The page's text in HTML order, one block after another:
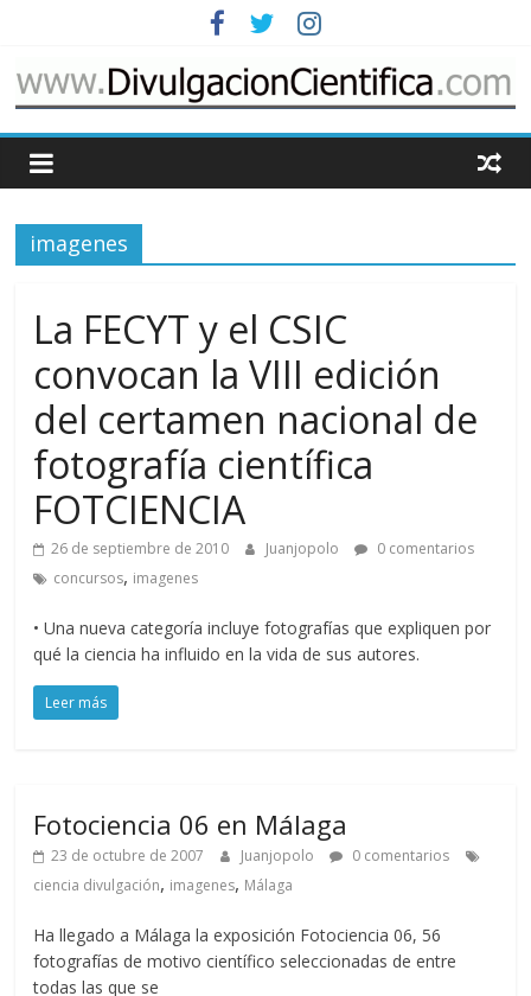
contenido
Cosas
con
la
ciencia
imagenes
La FECYT y el CSIC
convocan la VIII edición
del certamen nacional de
fotografía científica
FOTCIENCIA
26 de septiembre de 2010 Juanjopolo
0 comentarios
concursos, imagenes
• Una nueva categoría incluye fotografías que expliquen por
qué la ciencia ha influido en la vida de sus autores.
Leer más
Fotociencia 06 en Málaga
23 de octubre de 2007 Juanjopolo
0 comentarios
ciencia divulgación, imagenes, Málaga
Ha llegado a Málaga la exposición Fotociencia 06, 56
fotografías de motivo científico seleccionadas de entre
todas las que se